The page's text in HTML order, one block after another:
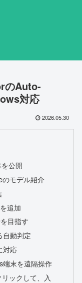
のAuto-
対応
2026.05.30
公開
モデル紹介
追加
目指す
動判定
対応
末を遠隔操作
ックして、入